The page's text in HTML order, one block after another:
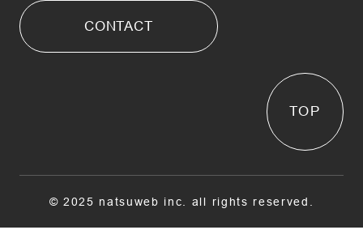
CONTACT
TOP
© 2025 natsuweb inc. all rights reserved.